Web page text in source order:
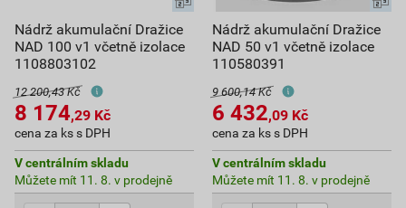
Nádrž akumulační Dražice
NAD 100 v1 včetně izolace
1108803102
12 200,43 Kč
8 174,29 Kč
cena za ks s DPH
V centrálním skladu
Můžete mít 11. 8. v prodejně
Nádrž akumulační Dražice
NAD 50 v1 včetně izolace
110580391
9 600,14 Kč
6 432,09 Kč
cena za ks s DPH
V centrálním skladu
Můžete mít 11. 8. v prodejně